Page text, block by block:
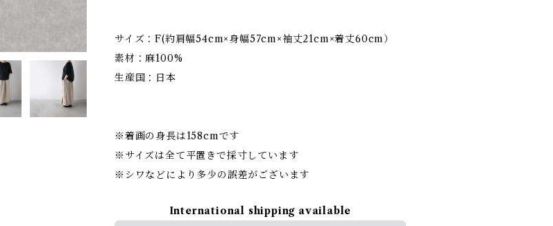
サイズ：F(約肩幅54cm×身幅57cm×袖丈21cm×着丈60cm）
素材：麻100%
生産国：日本
※着画の身長は158cmです
※サイズは全て平置きで採寸しています
※シワなどにより多少の誤差がございます
International shipping available